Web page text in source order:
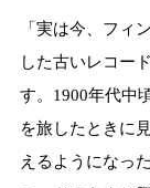
「実は今、フィ
した古いレコー
す。1900年代中
を旅したときに
えるようになっ